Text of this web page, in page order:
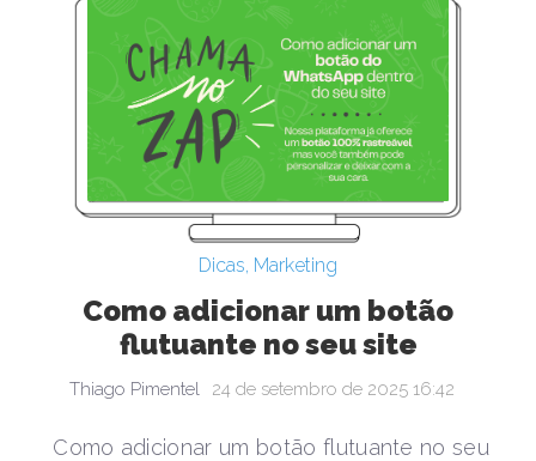
Dicas, Marketing
Como adicionar um botão
flutuante no seu site
Thiago Pimentel 24 de setembro de 2025 16:42
Como adicionar um botão flutuante no seu